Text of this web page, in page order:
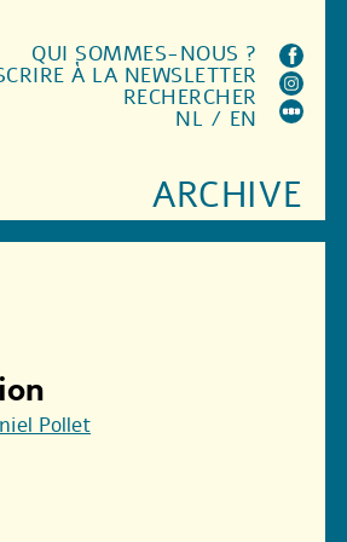
ARCHIVE
QUI SOMMES-NOUS ?
À LA NEWSLETTER
RECHERCHER
NL / EN
Pollet